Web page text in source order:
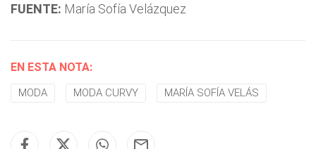
FUENTE: María Sofía Velázquez
EN ESTA NOTA:
MODA MODA CURVY MARÍA SOFÍA VELÁS